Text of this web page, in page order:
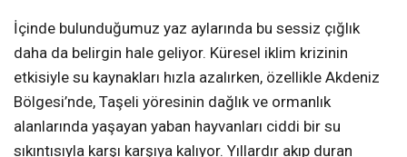
İçinde bulunduğumuz yaz aylarında bu sessiz çığlık
daha da belirgin hale geliyor. Küresel iklim krizinin
etkisiyle su kaynakları hızla azalırken, özellikle Akdeniz
Bölgesi’nde, Taşeli yöresinin dağlık ve ormanlık
alanlarında yaşayan yaban hayvanları ciddi bir su
sıkıntısıyla karşı karşıya kalıyor. Yıllardır akıp duran